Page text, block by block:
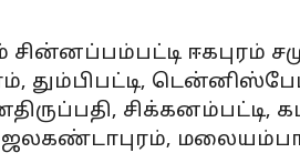
ஈகபுரம்
தும்பிபட்டி,
சிக்கனம்பட்டி,
ஜலகண்டாபுரம்,